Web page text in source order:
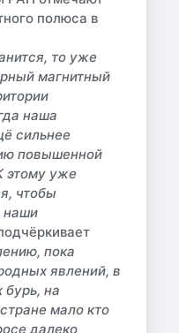
полюса в
то уже
магнитный
наша
сильнее
повышенной
этому уже
чтобы
наши
пока
явлений, в
бурь, на
мало кто
далеко